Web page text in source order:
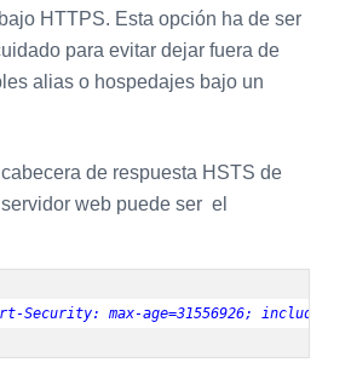
HTTPS. Esta opción ha de ser
para evitar dejar fuera de
alias o hospedajes bajo un
de respuesta HSTS de
web puede ser el
Security: max-age=31556926;